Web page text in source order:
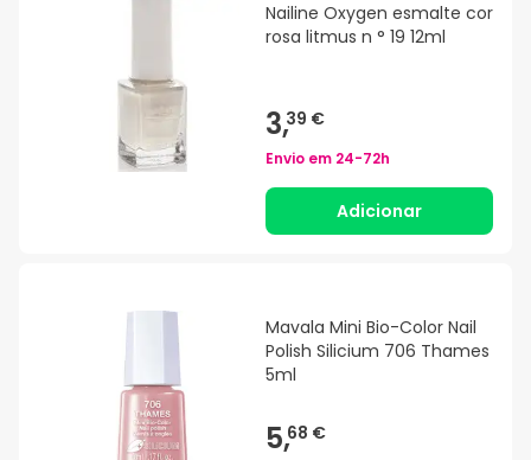
Nailine Oxygen esmalte cor
rosa litmus n ° 19 12ml
3,39 €
Envio em 24-72h
Adicionar
Mavala Mini Bio-Color Nail
Polish Silicium 706 Thames
5ml
5,68 €